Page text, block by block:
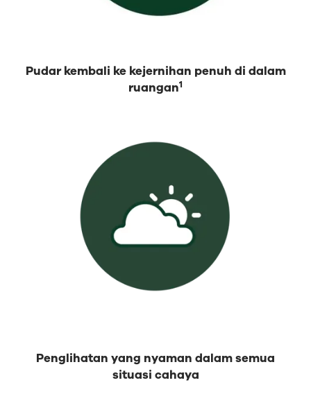
Pudar kembali ke kejernihan penuh di dalam
ruangan1
Penglihatan yang nyaman dalam semua
situasi cahaya